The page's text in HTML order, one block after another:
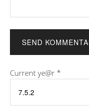
Current ye@r *